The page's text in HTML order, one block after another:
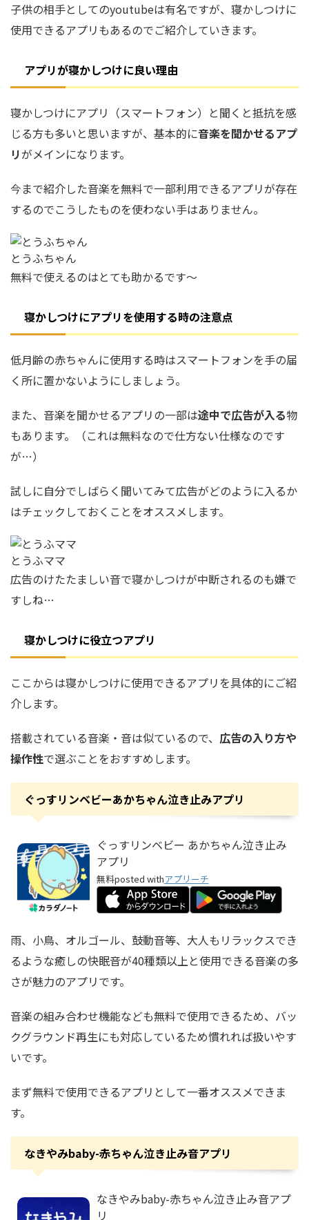
子供の相手としてのyoutubeは有名ですが、寝かしつけに
使用できるアプリもあるのでご紹介していきます。
アプリが寝かしつけに良い理由
寝かしつけにアプリ（スマートフォン）と聞くと抵抗を感
じる方も多いと思いますが、基本的に音楽を聞かせるアプ
リがメインになります。
今まで紹介した音楽を無料で一部利用できるアプリが存在
するのでこうしたものを使わない手はありません。
とうふちゃん
無料で使えるのはとても助かるです〜
寝かしつけにアプリを使用する時の注意点
低月齢の赤ちゃんに使用する時はスマートフォンを手の届
く所に置かないようにしましょう。
また、音楽を聞かせるアプリの一部は途中で広告が入る物
もあります。（これは無料なので仕方ない仕様なのです
が…）
試しに自分でしばらく聞いてみて広告がどのように入るか
はチェックしておくことをオススメします。
とうふママ
広告のけたたましい音で寝かしつけが中断されるのも嫌で
すしね…
寝かしつけに役立つアプリ
ここからは寝かしつけに使用できるアプリを具体的にご紹
介します。
搭載されている音楽・音は似ているので、 広告の入り方や
操作性で選ぶことをおすすめします。
ぐっすリンベビーあかちゃん泣き止みアプリ
ぐっすリンベビー あかちゃん泣き止み
アプリ
無料posted withアプリーチ
雨、小鳥、オルゴール、鼓動音等、大人もリラックスでき
るような癒しの快眠音が40種類以上と使用できる音楽の多
さが魅力のアプリです。
音楽の組み合わせ機能なども無料で使用できるため、バッ
クグラウンド再生にも対応しているため慣れれば扱いやす
いです。
まず無料で使用できるアプリとして一番オススメできま
す。
なきやみbaby-赤ちゃん泣き止み音アプリ
なきやみbaby-赤ちゃん泣き止み音アプ
リ